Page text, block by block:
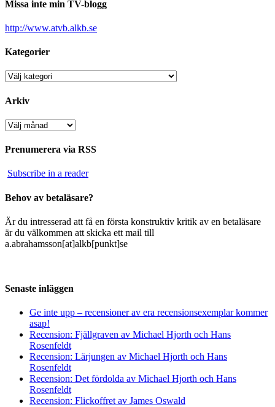
Missa inte min TV-blogg
http://www.atvb.alkb.se
Kategorier
Kategorier
Arkiv
Arkiv
Prenumerera via RSS
Subscribe in a reader
Behov av betaläsare?
Är du intresserad att få en första konstruktiv kritik av en betaläsare
är du välkommen att skicka ett mail till
a.abrahamsson[at]alkb[punkt]se
Senaste inläggen
Ge inte upp – recensioner av era recensionsexemplar kommer
asap!
Recension: Fjällgraven av Michael Hjorth och Hans
Rosenfeldt
Recension: Lärjungen av Michael Hjorth och Hans
Rosenfeldt
Recension: Det fördolda av Michael Hjorth och Hans
Rosenfeldt
Recension: Flickoffret av James Oswald